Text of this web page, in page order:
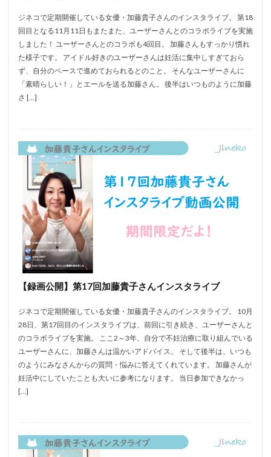
ジネコで定期開催している女優・加藤貴子さんのインスタライブ。 第18
回目となる11月11日もまたまた、ユーザーさんとのコラボライブを実施
しました！ ユーザーさんとのコラボも4回目。 加藤さんもすっかり慣れ
た様子です。 アイドル好きのユーザーさんは妊活に集中しすぎておら
ず、自分のペースで進めておられるとのこと。 そんなユーザーさんに
「素晴らしい！」とエールを送る加藤さん。 後半はいつものように加藤
さ […]
【録画公開】第17回加藤貴子さんインスタライブ
ジネコで定期開催している女優・加藤貴子さんのインスタライブ。 10月
28日、第17回目のインスタライブは、前回に引き続き、ユーザーさんと
のコラボライブを実施。 ここ2～3年、自分で不妊治療に取り組んでいる
ユーザーさんに、加藤さんは温かいアドバイス。 そして後半は、いつも
のようにみなさんからの質問・悩みに答えてくれています。 加藤さんが
妊活中にしていたことも大いに参考になります。 当日参加できなかっ
[…]